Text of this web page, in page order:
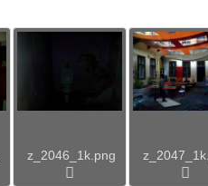
z_2046_1k.png